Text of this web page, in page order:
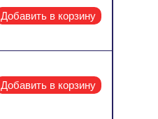
Добавить в корзину
Добавить в корзину